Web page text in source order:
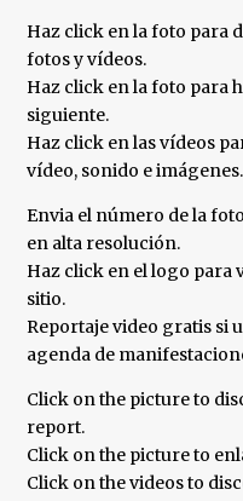
Haz click en la foto para
fotos y vídeos.
Haz click en la foto para
siguiente.
Haz click en las vídeos
vídeo, sonido e imágenes.
Envia el número de la
en alta resolución.
Haz click en el logo para
sitio.
Reportaje video gratis si
agenda de
Click on the picture to
report.
Click on the picture to
Click on the videos to